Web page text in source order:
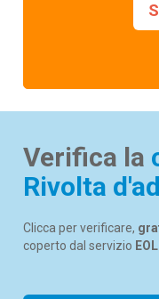
Verifica la
Rivolta
Clicca per verificare,
coperto dal servizio